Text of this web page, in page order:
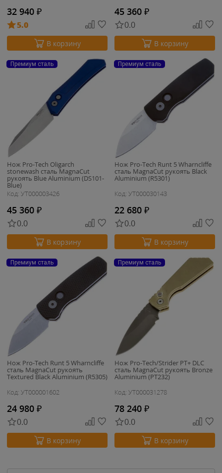
32 940 ₽
5.0
В корзину
45 360 ₽
0.0
В корзину
Премиум сталь
Нож Pro-Tech Oligarch
stonewash сталь MagnaCut
рукоять Blue Aluminium (DS101-
Blue)
Код: УТ000003426
45 360 ₽
0.0
В корзину
Премиум сталь
Нож Pro-Tech Runt 5 Wharncliffe
сталь MagnaCut рукоять Black
Aluminium (R5301)
Код: УТ000030143
22 680 ₽
0.0
В корзину
Премиум сталь
Нож Pro-Tech Runt 5 Wharncliffe
сталь MagnaCut рукоять
Textured Black Aluminium (R5305)
Код: УТ000001602
24 980 ₽
0.0
В корзину
Премиум сталь
Нож Pro-Tech/Strider PT+ DLC
сталь MagnaCut рукоять Bronze
Aluminium (PT232)
Код: УТ000031278
78 240 ₽
0.0
В корзину